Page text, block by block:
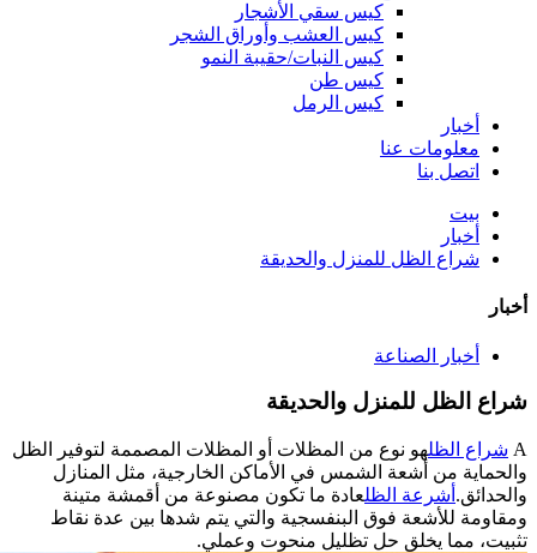
كيس سقي الأشجار
كيس العشب وأوراق الشجر
كيس النبات/حقيبة النمو
كيس طن
كيس الرمل
أخبار
معلومات عنا
اتصل بنا
بيت
أخبار
شراع الظل للمنزل والحديقة
أخبار
أخبار الصناعة
شراع الظل للمنزل والحديقة
A شراع الظلهو نوع من المظلات أو المظلات المصممة لتوفير الظل
والحماية من أشعة الشمس في الأماكن الخارجية، مثل المنازل
والحدائق. أشرعة الظلعادة ما تكون مصنوعة من أقمشة متينة
ومقاومة للأشعة فوق البنفسجية والتي يتم شدها بين عدة نقاط
تثبيت، مما يخلق حل تظليل منحوت وعملي.